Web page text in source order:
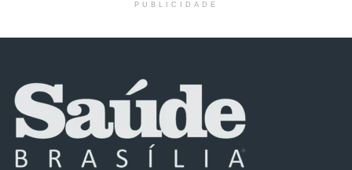
PUBLICIDADE